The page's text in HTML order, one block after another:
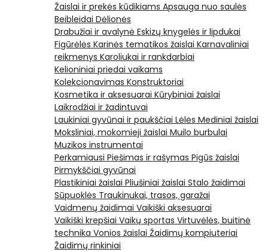
Žaislai ir prekės kūdikiams Apsauga nuo saulės
Beibleidai Dėlionės
Drabužiai ir avalynė Eskizų knygelės ir lipdukai
Figūrėlės Karinės tematikos žaislai Karnavaliniai
reikmenys Karoliukai ir rankdarbiai
Kelioniniai priedai vaikams
Kolekcionavimas Konstruktoriai
Kosmetika ir aksesuarai Kūrybiniai žaislai
Laikrodžiai ir žadintuvai
Laukiniai gyvūnai ir paukščiai Lėlės Mediniai žaislai
Moksliniai, mokomieji žaislai Muilo burbulai
Muzikos instrumentai
Perkamiausi Piešimas ir rašymas Pigūs žaislai
Pirmykščiai gyvūnai
Plastikiniai žaislai Pliušiniai žaislai Stalo žaidimai
Sūpuoklės Traukinukai, trasos, garažai
Vaidmenų žaidimai Vaikiški aksesuarai
Vaikiški krepšiai Vaikų sportas Virtuvėlės, buitinė
technika Vonios žaislai Žaidimų kompiuteriai
Žaidimų rinkiniai